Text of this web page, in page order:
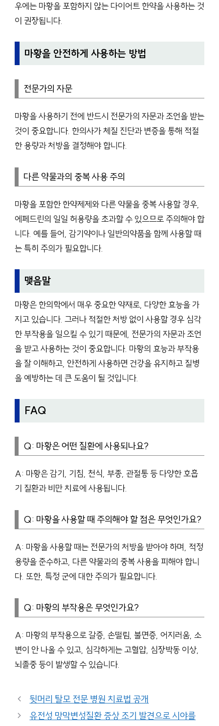
우에는 마황을 포함하지 않는 다이어트 한약을 사용하는 것
이 권장됩니다.
마황을 안전하게 사용하는 방법
전문가의 자문
마황을 사용하기 전에 반드시 전문가의 자문과 조언을 받는
것이 중요합니다. 한의사가 체질 진단과 변증을 통해 적절
한 용량과 처방을 결정해야 합니다.
다른 약물과의 중복 사용 주의
마황을 포함한 한약제제와 다른 약물을 중복 사용할 경우,
에페드린의 일일 허용량을 초과할 수 있으므로 주의해야 합
니다. 예를 들어, 감기약이나 일반의약품을 함께 사용할 때
는 특히 주의가 필요합니다.
맺음말
마황은 한의학에서 매우 중요한 약재로, 다양한 효능을 가
지고 있습니다. 그러나 적절한 처방 없이 사용할 경우 심각
한 부작용을 일으킬 수 있기 때문에, 전문가의 자문과 조언
을 받고 사용하는 것이 중요합니다. 마황의 효능과 부작용
을 잘 이해하고, 안전하게 사용하면 건강을 유지하고 질병
을 예방하는 데 큰 도움이 될 것입니다.
FAQ
Q: 마황은 어떤 질환에 사용되나요?
A: 마황은 감기, 기침, 천식, 부종, 관절통 등 다양한 호흡
기 질환과 비만 치료에 사용됩니다.
Q: 마황을 사용할 때 주의해야 할 점은 무엇인가요?
A: 마황을 사용할 때는 전문가의 처방을 받아야 하며, 적정
용량을 준수하고, 다른 약물과의 중복 사용을 피해야 합니
다. 또한, 특정 군에 대한 주의가 필요합니다.
Q: 마황의 부작용은 무엇인가요?
A: 마황의 부작용으로 갈증, 손떨림, 불면증, 어지러움, 소
변이 안 나올 수 있고, 심각하게는 고혈압, 심장박동 이상,
뇌졸중 등이 발생할 수 있습니다.
뒷머리 탈모 전문 병원 치료법 공개
유전성 망막변성질환 증상 조기 발견으로 시야를